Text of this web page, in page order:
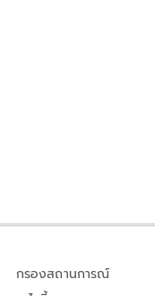
กรองสถานการณ์